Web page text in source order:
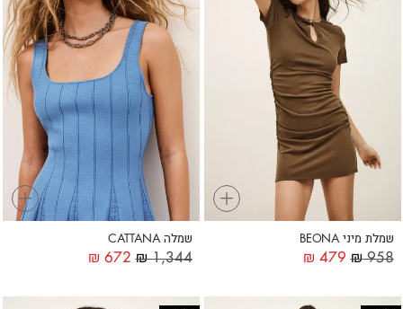
+
שמלת מיני BEONA
₪958
₪ 479
+
שמלה CATTANA
₪1,344
₪ 672